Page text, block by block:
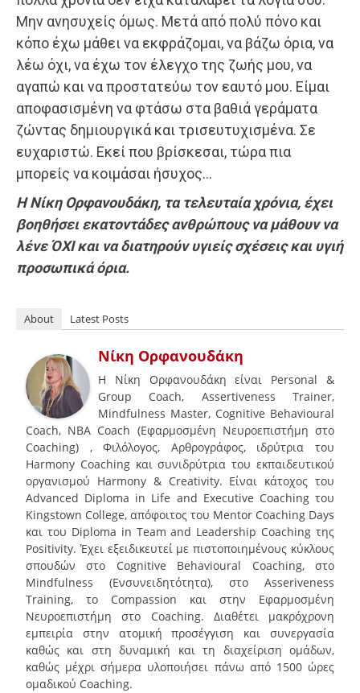
Μην ανησυχείς όμως. Μετά από πολύ πόνο και
κόπο έχω μάθει να εκφράζομαι, να βάζω όρια, να
λέω όχι, να έχω τον έλεγχο της ζωής μου, να
αγαπώ και να προστατεύω τον εαυτό μου. Είμαι
αποφασισμένη να φτάσω στα βαθιά γεράματα
ζώντας δημιουργικά και τρισευτυχισμένα. Σε
ευχαριστώ. Εκεί που βρίσκεσαι, τώρα πια
μπορείς να κοιμάσαι ήσυχος…
Η Νίκη Ορφανουδάκη, τα τελευταία χρόνια, έχει
βοηθήσει εκατοντάδες ανθρώπους να μάθουν να
λένε ΌΧΙ και να διατηρούν υγιείς σχέσεις και υγιή
προσωπικά όρια.
About Latest Posts
Νίκη Ορφανουδάκη
H Νίκη Ορφανουδάκη είναι Personal &
Group Coach, Assertiveness Trainer,
Mindfulness Master, Cognitive Behavioural
Coach, NBA Coach (Εφαρμοσμένη Νευροεπιστήμη στο
Coaching) , Φιλόλογος, Αρθρογράφος, ιδρύτρια του
Harmony Coaching και συνιδρύτρια του εκπαιδευτικού
οργανισμού Harmony & Creativity. Είναι κάτοχος του
Advanced Diploma in Life and Executive Coaching του
Kingstown College, απόφοιτος του Mentor Coaching Days
και του Diploma in Team and Leadership Coaching της
Positivity. Έχει εξειδικευτεί με πιστοποιημένους κύκλους
σπουδών στο Cognitive Behavioural Coaching, στο
Mindfulness (Ενσυνειδητότητα), στο Asseriveness
Training, το Compassion και στην Εφαρμοσμένη
Νευροεπιστήμη στο Coaching. Διαθέτει μακρόχρονη
εμπειρία στην ατομική προσέγγιση και συνεργασία
καθώς και στη δυναμική και τη διαχείριση ομάδων,
καθώς μέχρι σήμερα υλοποιήσει πάνω από 1500 ώρες
ομαδικού Coaching.